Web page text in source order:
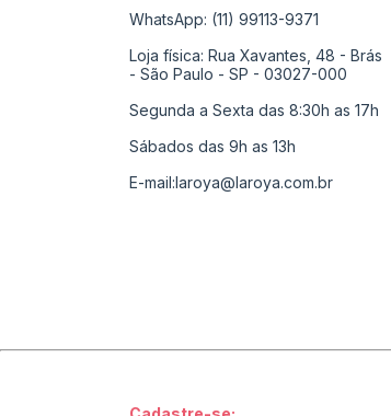
WhatsApp: (11) 99113-9371
Loja física: Rua Xavantes, 48 - Brás
- São Paulo - SP - 03027-000
Segunda a Sexta das 8:30h as 17h
Sábados das 9h as 13h
E-mail:laroya@laroya.com.br